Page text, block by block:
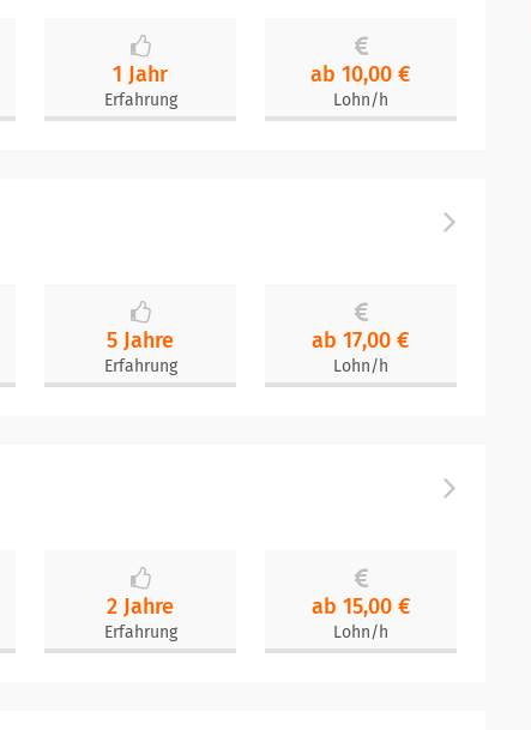
1 Jahr
Erfahrung
ab 10,00 €
Lohn/h
5 Jahre
Erfahrung
ab 17,00 €
Lohn/h
2 Jahre
Erfahrung
ab 15,00 €
Lohn/h